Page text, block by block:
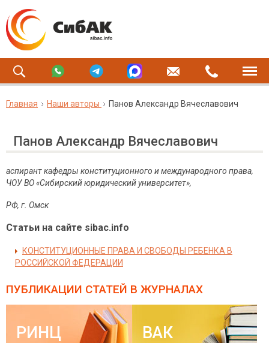
Главная Наши авторы Панов Александр Вячеславович
Панов Александр Вячеславович
аспирант кафедры конституционного и международного права,
ЧОУ ВО «Сибирский юридический университет»,
РФ, г Омск
Статьи на сайте sibac.info
КОНСТИТУЦИОННЫЕ ПРАВА И СВОБОДЫ РЕБЕНКА В
РОССИЙСКОЙ ФЕДЕРАЦИИ
ПУБЛИКАЦИИ СТАТЕЙ В ЖУРНАЛАХ
РИНЦ ВАК